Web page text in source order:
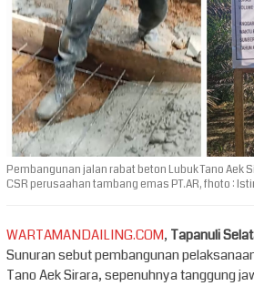
Pembangunan jalan rabat beton Lubuk Tano Aek
CSR perusaahan tambang emas PT.AR, fhoto :
WARTAMANDAILING.COM, Tapanuli
Sunuran sebut pembangunan
Tano Aek Sirara, sepenuhnya tanggung